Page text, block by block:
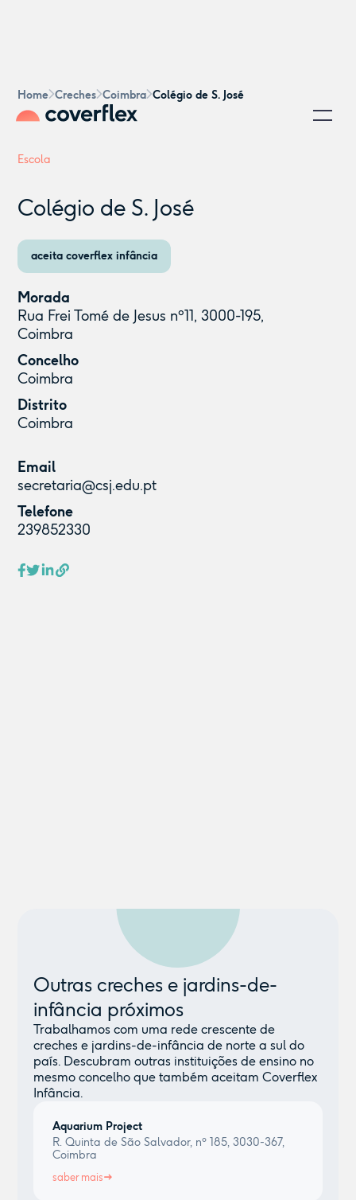
Home Creches Coimbra Colégio de S. José
Escola
Colégio de S. José
aceita coverflex infância
Morada
Rua Frei Tomé de Jesus nº11, 3000-195,
Coimbra
Concelho
Coimbra
Distrito
Coimbra
Email
secretaria@csj.edu.pt
Telefone
239852330
Outras creches e jardins-de-
infância próximos
Trabalhamos com uma rede crescente de
creches e jardins-de-infância de norte a sul do
país. Descubram outras instituições de ensino no
mesmo concelho que também aceitam Coverflex
Infância.
Aquarium Project
R. Quinta de São Salvador, nº 185, 3030-367,
Coimbra
saber mais